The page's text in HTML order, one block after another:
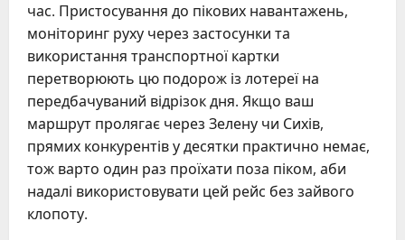
час. Пристосування до пікових навантажень,
моніторинг руху через застосунки та
використання транспортної картки
перетворюють цю подорож із лотереї на
передбачуваний відрізок дня. Якщо ваш
маршрут пролягає через Зелену чи Сихів,
прямих конкурентів у десятки практично немає,
тож варто один раз проїхати поза піком, аби
надалі використовувати цей рейс без зайвого
клопоту.